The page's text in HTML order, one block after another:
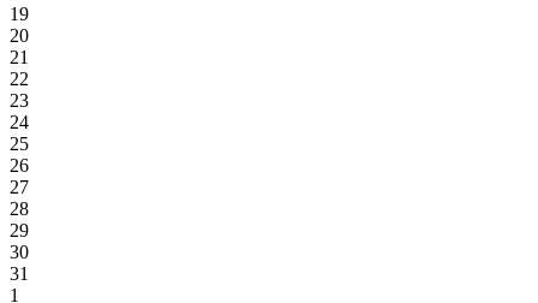
19
20
21
22
23
24
25
26
27
28
29
30
31
1